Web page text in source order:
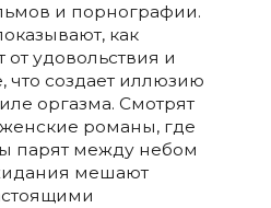
и порнографии.
как
удовольствия и
что создает иллюзию
оргазма. Смотрят
романы, где
парят между небом
мешают